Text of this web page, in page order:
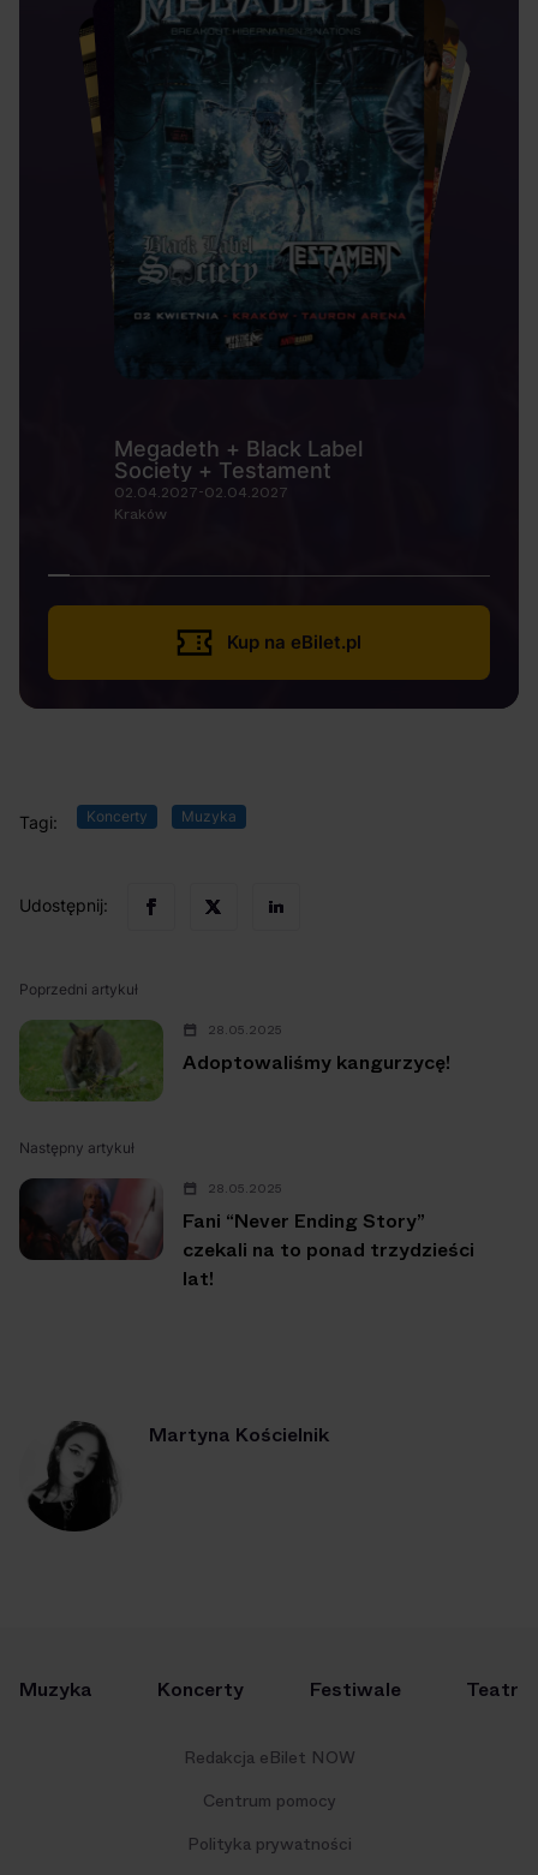
Megadeth + Black Label
Society + Testament
02.04.2027-02.04.2027
Kraków
Kup na eBilet.pl
Tagi: Koncerty Muzyka
Udostępnij:
Poprzedni artykuł
28.05.2025
Adoptowaliśmy kangurzycę!
Następny artykuł
28.05.2025
Fani “Never Ending Story”
czekali na to ponad trzydzieści
lat!
Martyna Kościelnik
Muzyka Koncerty Festiwale Teatr
Redakcja eBilet NOW
Centrum pomocy
Polityka prywatności